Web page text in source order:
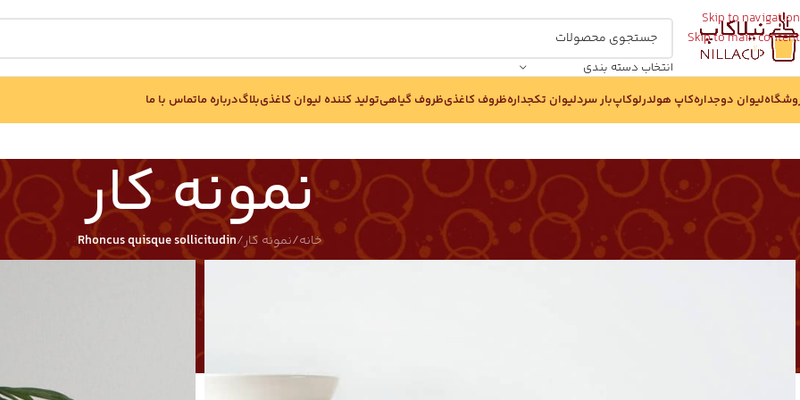
Skip to navigation
Skip to main content
انتخاب دسته بندی
لیوان دوجدارهکاپ هولدرلوکاپبار سردلیوان تکجدارهظروف کاغذیظروف گیاهیتولید کننده لیوان کاغذیبلاگدرباره ماتماس با ما
نمونه کار
خانه/نمونه کار/
Rhoncus quisque sollicitudin